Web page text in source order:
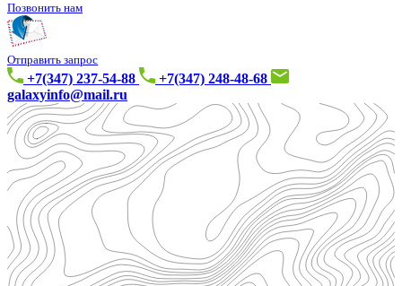
Позвонить нам
Отправить запрос
+7(347) 237-54-88
+7(347) 248-48-68
galaxyinfo@mail.ru